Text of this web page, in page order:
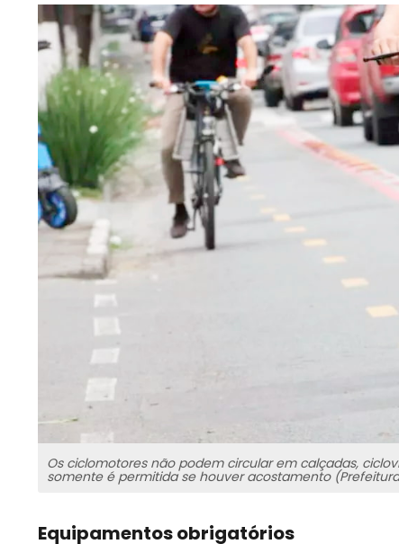
Os ciclomotores não podem circular em calçadas,
somente é permitida se houver acostamento
Equipamentos obrigatórios